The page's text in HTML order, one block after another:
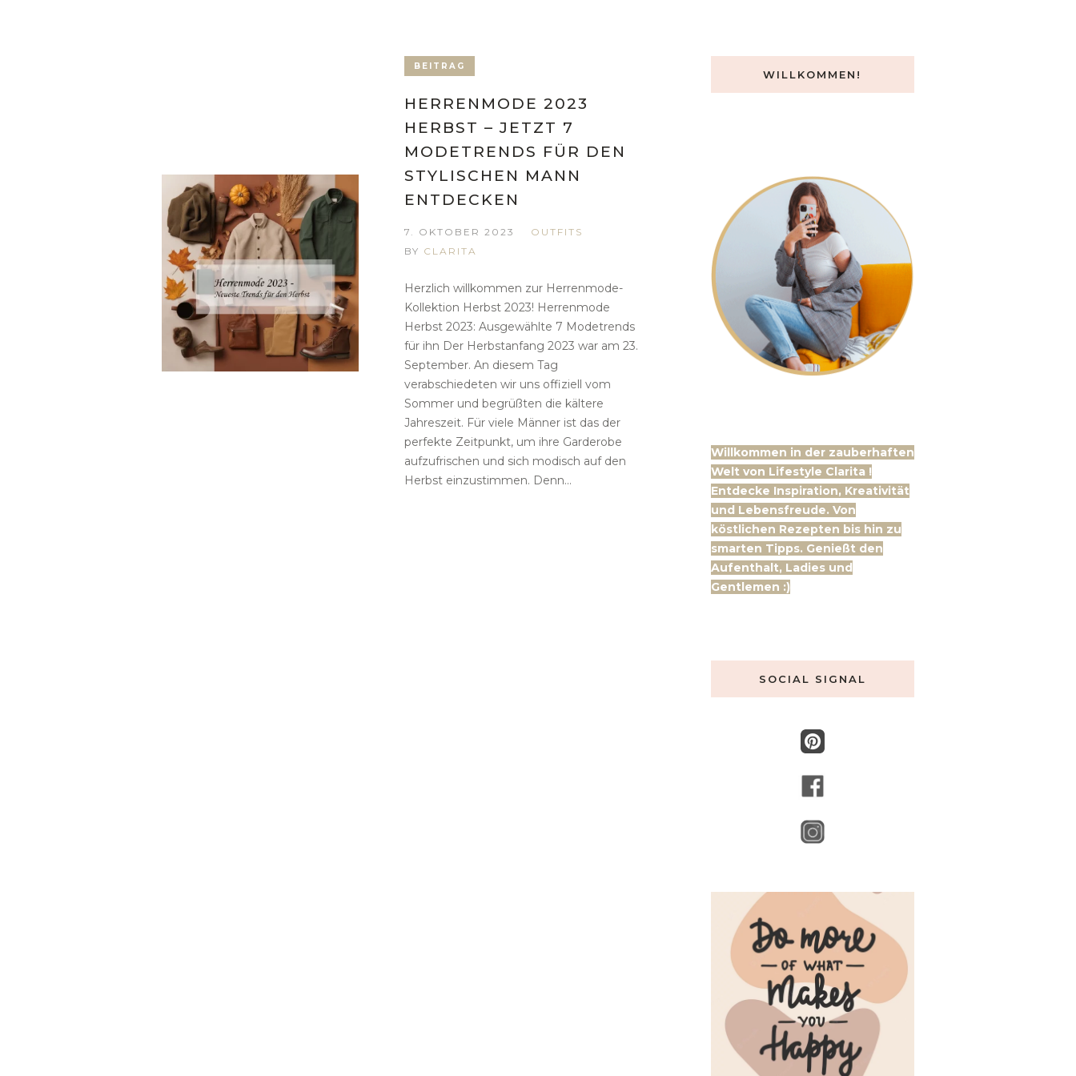
BEITRAG
HERRENMODE 2023
HERBST – JETZT 7
MODETRENDS FÜR DEN
STYLISCHEN MANN
ENTDECKEN
7. OKTOBER 2023
OUTFITS
BY CLARITA
Herzlich willkommen zur Herrenmode-
Kollektion Herbst 2023! Herrenmode
Herbst 2023: Ausgewählte 7 Modetrends
für ihn Der Herbstanfang 2023 war am 23.
September. An diesem Tag
verabschiedeten wir uns offiziell vom
Sommer und begrüßten die kältere
Jahreszeit. Für viele Männer ist das der
perfekte Zeitpunkt, um ihre Garderobe
aufzufrischen und sich modisch auf den
Herbst einzustimmen. Denn...
WILLKOMMEN!
Willkommen in der zauberhaften
Welt von Lifestyle Clarita !
Entdecke Inspiration, Kreativität
und Lebensfreude. Von
köstlichen Rezepten bis hin zu
smarten Tipps. Genießt den
Aufenthalt, Ladies und
Gentlemen :)
SOCIAL SIGNAL